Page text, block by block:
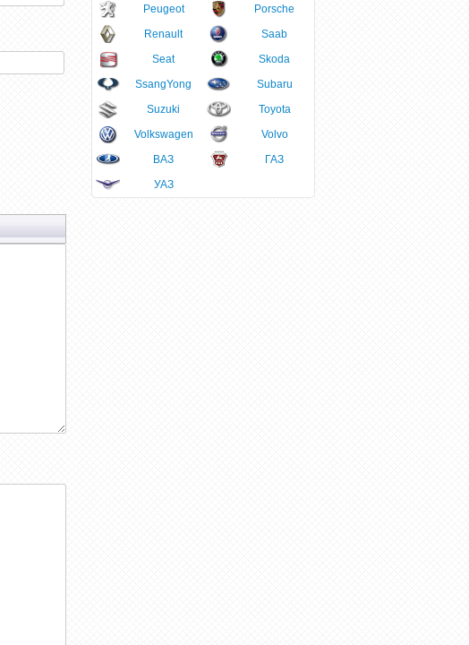
Peugeot
Porsche
Renault
Saab
Seat
Skoda
SsangYong
Subaru
Suzuki
Toyota
Volkswagen
Volvo
ВАЗ
ГАЗ
УАЗ